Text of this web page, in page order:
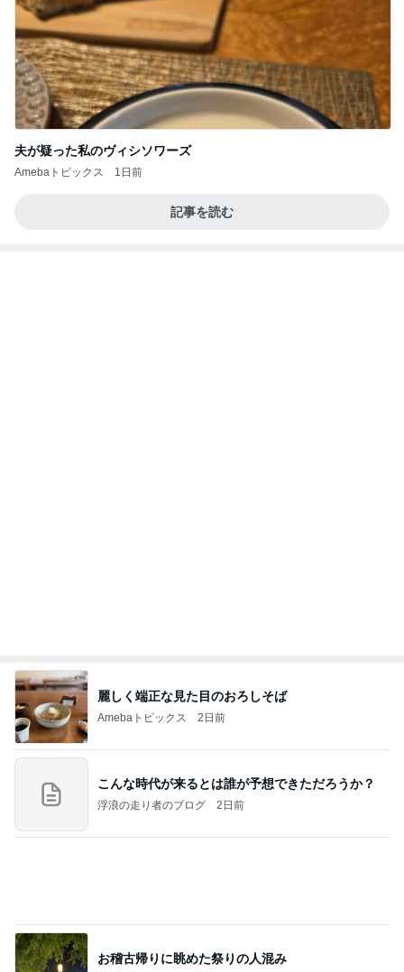
夫が疑った私のヴィシソワーズ
Amebaトピックス 1日前
記事を読む
麗しく端正な見た目のおろしそば
Amebaトピックス 2日前
こんな時代が来るとは誰が予想できただろうか？
浮浪の走り者のブログ 2日前
お稽古帰りに眺めた祭りの人混み